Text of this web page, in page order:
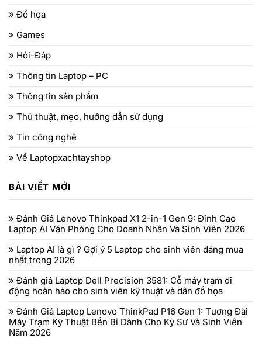
Đồ họa
Games
Hỏi-Đáp
Thông tin Laptop – PC
Thông tin sản phẩm
Thủ thuật, mẹo, hướng dẫn sử dụng
Tin công nghệ
Về Laptopxachtayshop
BÀI VIẾT MỚI
Đánh Giá Lenovo Thinkpad X1 2-in-1 Gen 9: Đỉnh Cao
Laptop AI Văn Phòng Cho Doanh Nhân Và Sinh Viên 2026
Laptop AI là gì ? Gợi ý 5 Laptop cho sinh viên đáng mua
nhất trong 2026
Đánh giá Laptop Dell Precision 3581: Cỗ máy trạm di
động hoàn hảo cho sinh viên kỹ thuật và dân đồ họa
Đánh Giá Laptop Lenovo ThinkPad P16 Gen 1: Tượng Đài
Máy Trạm Kỹ Thuật Bền Bỉ Dành Cho Kỹ Sư Và Sinh Viên
Năm 2026